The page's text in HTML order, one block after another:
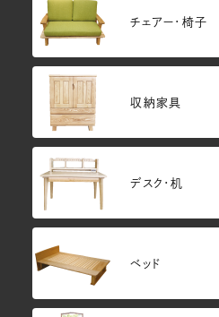
チェアー・椅子
収納家具
デスク・机
ベッド